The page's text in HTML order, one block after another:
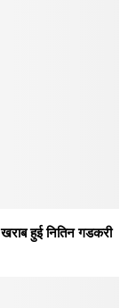
हुई नितिन गडकरी